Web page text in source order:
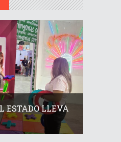
ESTADO LLEVA